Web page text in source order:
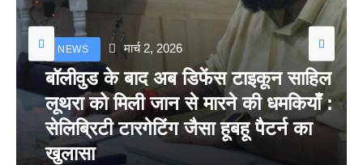
NEWS मार्च 2, 2026
बॉलीवुड के बाद अब डिफेंस टाइकून साहिल
लूथरा को मिली जान से मारने की धमकियाँ :
सेलिब्रिटी टारगेटिंग जैसा हूबहू पैटर्न का
खुलासा